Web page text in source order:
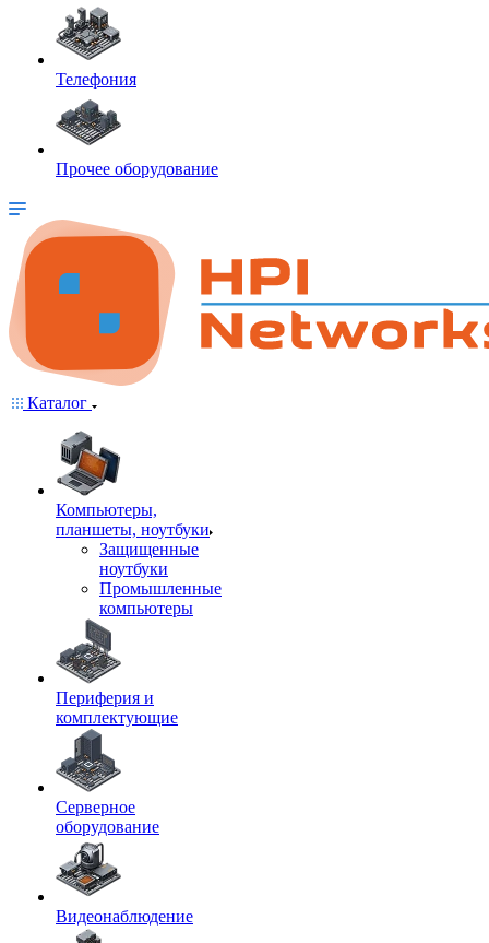
Телефония
Прочее оборудование
Каталог
Компьютеры,
планшеты, ноутбуки
Защищенные
ноутбуки
Промышленные
компьютеры
Периферия и
комплектующие
Серверное
оборудование
Видеонаблюдение